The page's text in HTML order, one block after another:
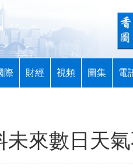
際 財經 視頻 圖集 電
來數日天